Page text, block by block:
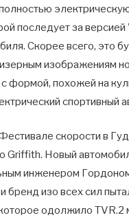
последует за
Скорее всего, это
изображениям
формой, похожей на
спортивный
скорости в
Griffith. Новый
инженером
изо всех сил
одолжило TVR.2